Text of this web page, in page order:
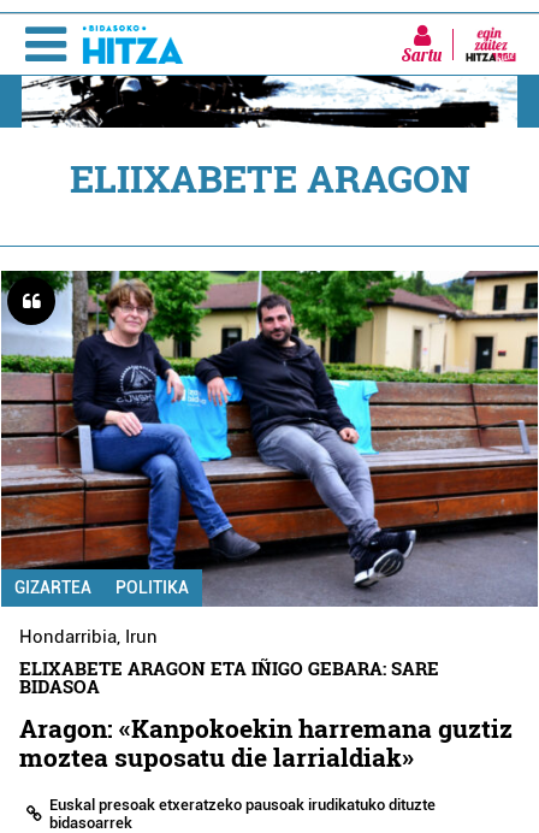
Sartu
ELIIXABETE ARAGON
GIZARTEA POLITIKA
Hondarribia Irun
ELIXABETE ARAGON ETA IÑIGO GEBARA: SARE
BIDASOA
Aragon: «Kanpokoekin harremana guztiz
moztea suposatu die larrialdiak»
Euskal presoak etxeratzeko pausoak irudikatuko dituzte
bidasoarrek